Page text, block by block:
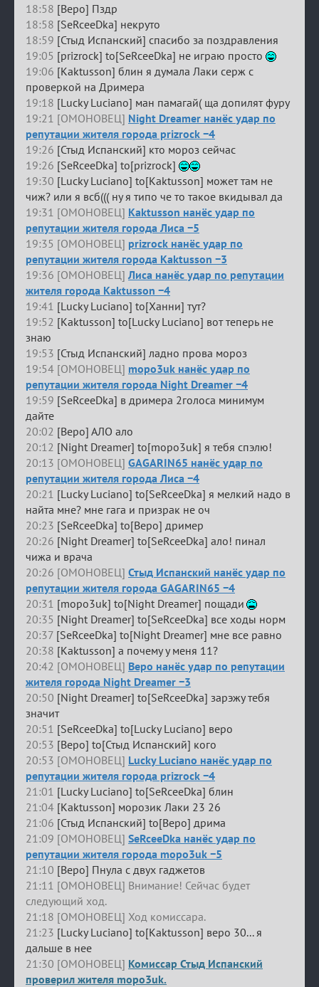
18:58 [Веро] Пздр
18:58 [SeRceeDka] некруто
18:59 [Стыд Испанский] спасибо за поздравления
19:05 [prizrock] to[SeRceeDka] не играю просто
19:06 [Kaktusson] блин я думала Лаки серж с
проверкой на Дримера
19:18 [Lucky Luciano] ман памагай( ща допилят фуру
19:21 [ОМОНОВЕЦ] Night Dreamer нанёс удар по
репутации жителя города prizrock −4
19:26 [Стыд Испанский] кто мороз сейчас
19:26 [SeRceeDka] to[prizrock]
19:30 [Lucky Luciano] to[Kaktusson] может там не
чиж? или я всб((( ну я типо че то такое вкидывал да
19:31 [ОМОНОВЕЦ] Kaktusson нанёс удар по
репутации жителя города Лиса −5
19:35 [ОМОНОВЕЦ] prizrock нанёс удар по
репутации жителя города Kaktusson −3
19:36 [ОМОНОВЕЦ] Лиса нанёс удар по репутации
жителя города Kaktusson −4
19:41 [Lucky Luciano] to[Ханни] тут?
19:52 [Kaktusson] to[Lucky Luciano] вот теперь не
знаю
19:53 [Стыд Испанский] ладно прова мороз
19:54 [ОМОНОВЕЦ] mopo3uk нанёс удар по
репутации жителя города Night Dreamer −4
19:59 [SeRceeDka] в дримера 2голоса минимум
дайте
20:02 [Веро] АЛО ало
20:12 [Night Dreamer] to[mopo3uk] я тебя спэлю!
20:13 [ОМОНОВЕЦ] GAGARIN65 нанёс удар по
репутации жителя города Лиса −4
20:21 [Lucky Luciano] to[SeRceeDka] я мелкий надо в
найта мне? мне гага и призрак не оч
20:23 [SeRceeDka] to[Веро] дример
20:26 [Night Dreamer] to[SeRceeDka] ало! пинал
чижа и врача
20:26 [ОМОНОВЕЦ] Стыд Испанский нанёс удар по
репутации жителя города GAGARIN65 −4
20:31 [mopo3uk] to[Night Dreamer] пощади
20:35 [Night Dreamer] to[SeRceeDka] все ходы норм
20:37 [SeRceeDka] to[Night Dreamer] мне все равно
20:38 [Kaktusson] а почему у меня 11?
20:42 [ОМОНОВЕЦ] Веро нанёс удар по репутации
жителя города Night Dreamer −3
20:50 [Night Dreamer] to[SeRceeDka] зарэжу тебя
значит
20:51 [SeRceeDka] to[Lucky Luciano] веро
20:53 [Веро] to[Стыд Испанский] кого
20:53 [ОМОНОВЕЦ] Lucky Luciano нанёс удар по
репутации жителя города prizrock −4
21:01 [Lucky Luciano] to[SeRceeDka] блин
21:04 [Kaktusson] морозик Лаки 23 26
21:06 [Стыд Испанский] to[Веро] дрима
21:09 [ОМОНОВЕЦ] SeRceeDka нанёс удар по
репутации жителя города mopo3uk −5
21:10 [Веро] Пнула с двух гаджетов
21:11 [ОМОНОВЕЦ] Внимание! Сейчас будет
следующий ход.
21:18 [ОМОНОВЕЦ] Ход комиссара.
21:23 [Lucky Luciano] to[Kaktusson] веро 30... я
дальше в нее
21:30 [ОМОНОВЕЦ] Комиссар Стыд Испанский
проверил жителя mopo3uk.